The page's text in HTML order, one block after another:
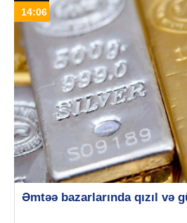
14:06
Əmtəə bazarlarında qızıl və